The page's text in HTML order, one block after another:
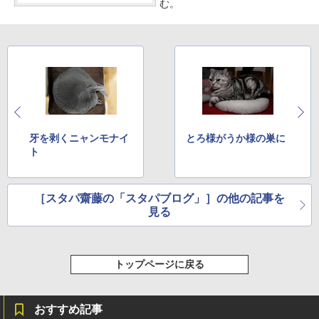
む。
牙を剥くニャンモナイ
ト
とろ様がうか様の巣に
［スタパ齋藤の「スタパブログ」］の他の記事を
見る
トップページに戻る
おすすめ記事